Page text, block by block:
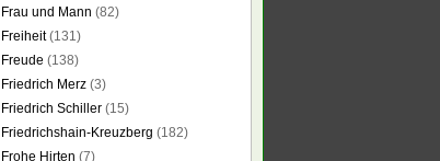
Frau und Mann (82)
Freiheit(131)
Freude (138)
Friedrich Merz (3)
Friedrich Schiller (15)
Friedrichshain-Kreuzberg (182)
Frohe Hirten (7)